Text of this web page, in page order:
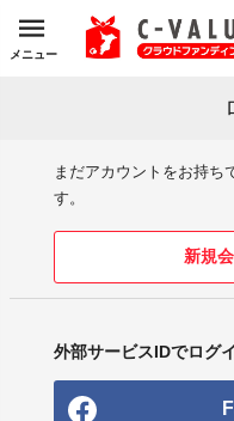
メニュー
まだアカウントをお持ち
す。
新規
外部サービスIDでログ